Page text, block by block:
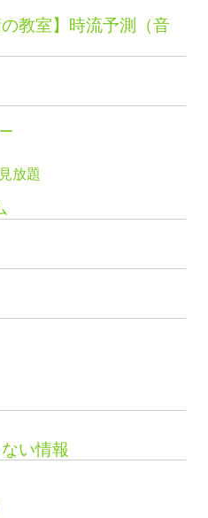
教室】時流予測（音
放題
い情報